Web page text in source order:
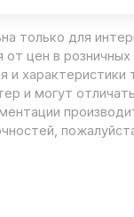
только для
цен в розничных
и
и могут